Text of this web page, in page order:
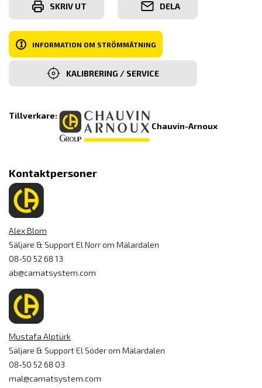
SKRIV UT DELA
I INFORMATION OM STRÖMMÄTNING
KALIBRERING / SERVICE
Tillverkare:
Chauvin-Arnoux
Kontaktpersoner
Alex Blom
Säljare & Support El Norr om Mälardalen
08-50 52 68 13
ab@camatsystem.com
Mustafa Alptürk
Säljare & Support El Söder om Mälardalen
08-50 52 68 03
mal@camatsystem.com